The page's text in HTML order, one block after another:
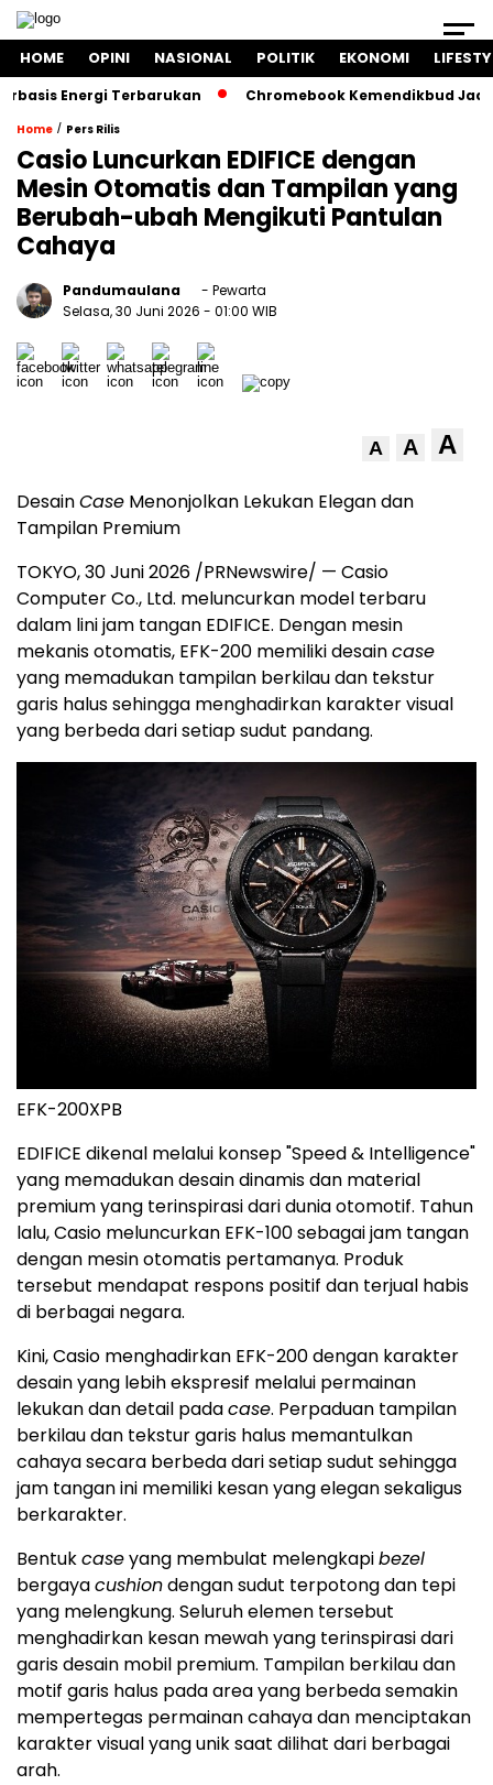
HOME OPINI NASIONAL POLITIK EKONOMI
Energi Terbarukan Chromebook Kemendikbud Jadi
Home / Pers Rilis
Casio Luncurkan EDIFICE dengan
Mesin Otomatis dan Tampilan yang
Berubah-ubah Mengikuti Pantulan
Cahaya
Pandumaulana
- Pewarta
Selasa, 30 Juni 2026 - 01:00 WIB
A A A
DesainCase Menonjolkan Lekukan Elegan dan
Tampilan Premium
TOKYO,30 Juni 2026 /PRNewswire/ — Casio
Computer Co., Ltd. meluncurkan model terbaru
dalam lini jam tangan EDIFICE. Dengan mesin
mekanis otomatis, EFK-200 memiliki desaincase
yang memadukan tampilan berkilau dan tekstur
garis halus sehingga menghadirkan karakter visual
yang berbeda dari setiap sudut pandang.
EFK-200XPB
EDIFICE dikenal melalui konsep "Speed & Intelligence"
yang memadukan desain dinamis dan material
premium yang terinspirasi dari dunia otomotif. Tahun
lalu, Casio meluncurkan EFK-100 sebagai jam tangan
dengan mesin otomatis pertamanya. Produk
tersebut mendapat respons positif dan terjual habis
di berbagai negara.
Kini, Casio menghadirkan EFK-200 dengan karakter
desain yang lebih ekspresif melalui permainan
lekukan dan detail padacase. Perpaduan tampilan
berkilau dan tekstur garis halus memantulkan
cahaya secara berbeda dari setiap sudut sehingga
jam tangan ini memiliki kesan yang elegan sekaligus
berkarakter.
Bentukcaseyang membulat melengkapibezel
bergayacushiondengan sudut terpotong dan tepi
yang melengkung. Seluruh elemen tersebut
menghadirkan kesan mewah yang terinspirasi dari
garis desain mobil premium. Tampilan berkilau dan
motif garis halus pada area yang berbeda semakin
mempertegas permainan cahaya dan menciptakan
karakter visual yang unik saat dilihat dari berbagai
arah.